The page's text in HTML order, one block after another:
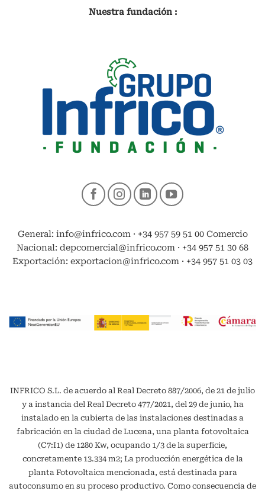
Nuestra fundación :
General: info@infrico.com · +34 957 59 51 00 Comercio
Nacional: depcomercial@infrico.com · +34 957 51 30 68
Exportación: exportacion@infrico.com · +34 957 51 03 03
INFRICO S.L. de acuerdo al Real Decreto 887/2006, de 21 de julio
y a instancia del Real Decreto 477/2021, del 29 de junio, ha
instalado en la cubierta de las instalaciones destinadas a
fabricación en la ciudad de Lucena, una planta fotovoltaica
(C7:I1) de 1280 Kw, ocupando 1/3 de la superficie,
concretamente 13.334 m2; La producción energética de la
planta Fotovoltaica mencionada, está destinada para
autoconsumo en su proceso productivo. Como consecuencia de